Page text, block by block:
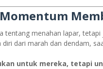
tentang menahan lapar,
diri dari marah dan dendam,
untuk mereka, tetapi